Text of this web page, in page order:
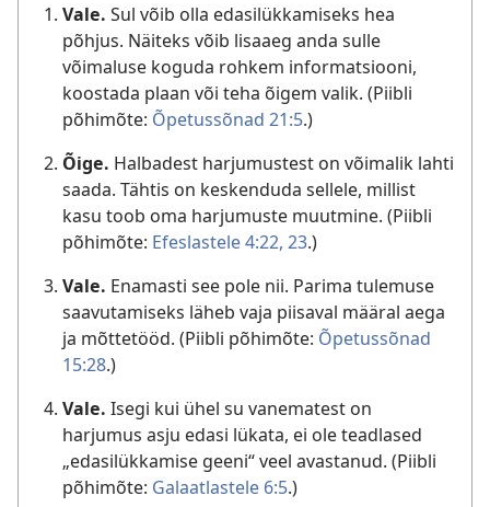
Vale. Sul võib olla edasilükkamiseks hea
põhjus. Näiteks võib lisaaeg anda sulle
võimaluse koguda rohkem informatsiooni,
koostada plaan või teha õigem valik. (Piibli
põhimõte: Õpetussõnad 21:5.)
Õige. Halbadest harjumustest on võimalik lahti
saada. Tähtis on keskenduda sellele, millist
kasu toob oma harjumuste muutmine. (Piibli
põhimõte: Efeslastele 4:22, 23.)
Vale. Enamasti see pole nii. Parima tulemuse
saavutamiseks läheb vaja piisaval määral aega
ja mõttetööd. (Piibli põhimõte: Õpetussõnad
15:28.)
Vale. Isegi kui ühel su vanematest on
harjumus asju edasi lükata, ei ole teadlased
„edasilükkamise geeni“ veel avastanud. (Piibli
põhimõte: Galaatlastele 6:5.)